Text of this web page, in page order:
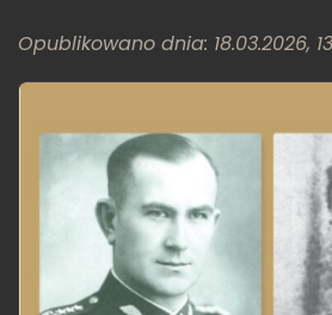
Opublikowano dnia: 18.03.2026,